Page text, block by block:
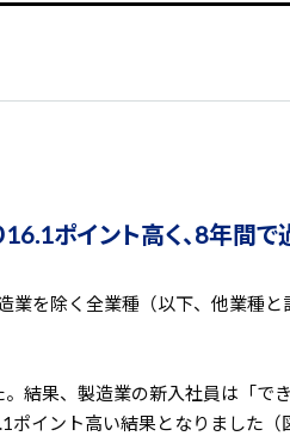
ポイント高く、8年間
を除く全業種（以下、他業種
結果、製造業の新入社員は「で
イント高い結果となりました（